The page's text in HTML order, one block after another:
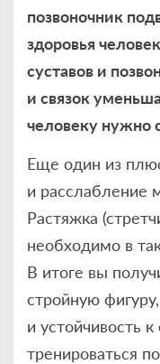
позвоночник
здоровья
суставов и
и связок
человеку нужно
Еще один из
и расслабление
Растяжка
необходимо в
В итоге вы
стройную
и устойчивость
тренироваться